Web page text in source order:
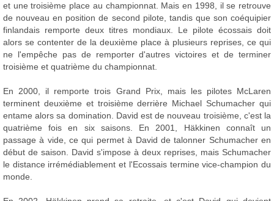
et une troisième place au championnat. Mais en 1998, il se retrouve
de nouveau en position de second pilote, tandis que son coéquipier
finlandais remporte deux titres mondiaux. Le pilote écossais doit
alors se contenter de la deuxième place à plusieurs reprises, ce qui
ne l'empêche pas de remporter d'autres victoires et de terminer
troisième et quatrième du championnat.
En 2000, il remporte trois Grand Prix, mais les pilotes McLaren
terminent deuxième et troisième derrière Michael Schumacher qui
entame alors sa domination. David est de nouveau troisième, c'est la
quatrième fois en six saisons. En 2001, Häkkinen connaît un
passage à vide, ce qui permet à David de talonner Schumacher en
début de saison. David s'impose à deux reprises, mais Schumacher
le distance irrémédiablement et l'Ecossais termine vice-champion du
monde.